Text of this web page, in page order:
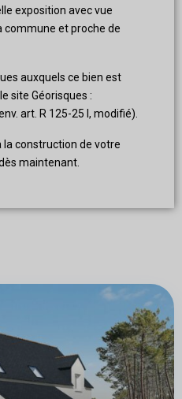
exposition avec vue
commune et proche de
auxquels ce bien est
site Géorisques :
art. R 125-25 I, modifié).
la construction de votre
maintenant.